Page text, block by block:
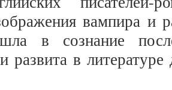
вампира и
в сознание
развита в